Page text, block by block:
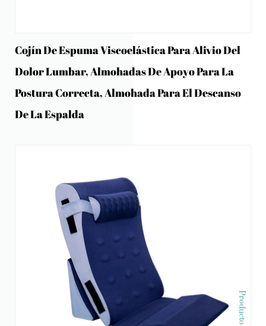
Cojín De Espuma Viscoelástica Para Alivio Del
Dolor Lumbar, Almohadas De Apoyo Para La
Postura Correcta, Almohada Para El Descanso
De La Espalda
Producto